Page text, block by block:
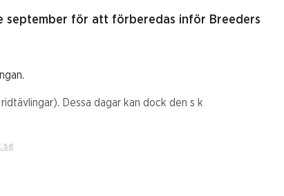
september för att förberedas inför Breeders
Dessa dagar kan dock den s k